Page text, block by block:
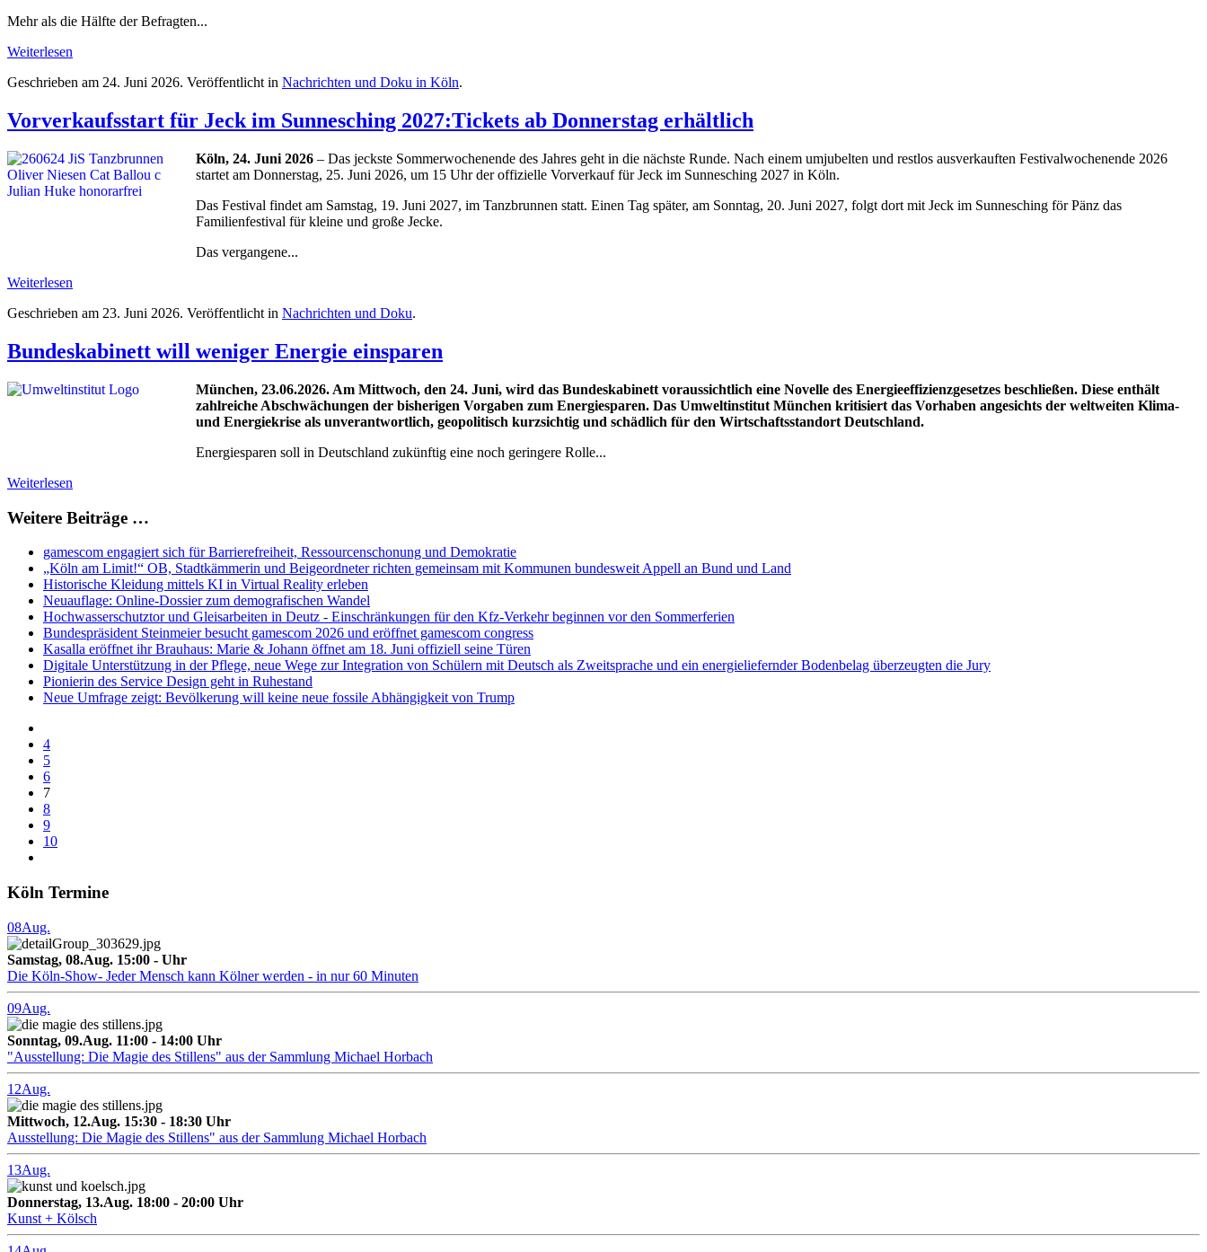
Mehr als die Hälfte der Befragten...
Weiterlesen
Geschrieben am 24. Juni 2026. Veröffentlicht in Nachrichten und Doku in Köln.
Vorverkaufsstart für Jeck im Sunnesching 2027:Tickets ab Donnerstag erhältlich
Köln, 24. Juni 2026 – Das jeckste Sommerwochenende des Jahres geht in die nächste Runde. Nach einem umjubelten und restlos ausverkauften Festivalwochenende 2026
startet am Donnerstag, 25. Juni 2026, um 15 Uhr der offizielle Vorverkauf für Jeck im Sunnesching 2027 in Köln.
Das Festival findet am Samstag, 19. Juni 2027, im Tanzbrunnen statt. Einen Tag später, am Sonntag, 20. Juni 2027, folgt dort mit Jeck im Sunnesching för Pänz das
Familienfestival für kleine und große Jecke.
Das vergangene...
Weiterlesen
Geschrieben am 23. Juni 2026. Veröffentlicht in Nachrichten und Doku.
Bundeskabinett will weniger Energie einsparen
München, 23.06.2026. Am Mittwoch, den 24. Juni, wird das Bundeskabinett voraussichtlich eine Novelle des Energieeffizienzgesetzes beschließen. Diese enthält
zahlreiche Abschwächungen der bisherigen Vorgaben zum Energiesparen. Das Umweltinstitut München kritisiert das Vorhaben angesichts der weltweiten Klima-
und Energiekrise als unverantwortlich, geopolitisch kurzsichtig und schädlich für den Wirtschaftsstandort Deutschland.
Energiesparen soll in Deutschland zukünftig eine noch geringere Rolle...
Weiterlesen
Weitere Beiträge …
gamescom engagiert sich für Barrierefreiheit, Ressourcenschonung und Demokratie
„Köln am Limit!“ OB, Stadtkämmerin und Beigeordneter richten gemeinsam mit Kommunen bundesweit Appell an Bund und Land
Historische Kleidung mittels KI in Virtual Reality erleben
Neuauflage: Online-Dossier zum demografischen Wandel
Hochwasserschutztor und Gleisarbeiten in Deutz - Einschränkungen für den Kfz-Verkehr beginnen vor den Sommerferien
Bundespräsident Steinmeier besucht gamescom 2026 und eröffnet gamescom congress
Kasalla eröffnet ihr Brauhaus: Marie & Johann öffnet am 18. Juni offiziell seine Türen
Digitale Unterstützung in der Pflege, neue Wege zur Integration von Schülern mit Deutsch als Zweitsprache und ein energieliefernder Bodenbelag überzeugten die Jury
Pionierin des Service Design geht in Ruhestand
Neue Umfrage zeigt: Bevölkerung will keine neue fossile Abhängigkeit von Trump
4
5
6
7
8
9
10
Köln Termine
08Aug.
Samstag, 08.Aug. 15:00 - Uhr
Die Köln-Show- Jeder Mensch kann Kölner werden - in nur 60 Minuten
09Aug.
Sonntag, 09.Aug. 11:00 - 14:00 Uhr
"Ausstellung: Die Magie des Stillens" aus der Sammlung Michael Horbach
12Aug.
Mittwoch, 12.Aug. 15:30 - 18:30 Uhr
Ausstellung: Die Magie des Stillens" aus der Sammlung Michael Horbach
13Aug.
Donnerstag, 13.Aug. 18:00 - 20:00 Uhr
Kunst + Kölsch